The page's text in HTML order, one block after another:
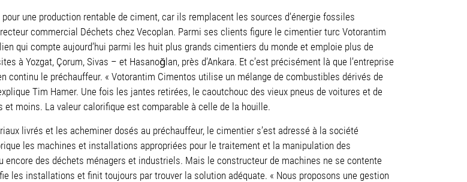
une production rentable de ciment, car ils remplacent les sources d’énergie fossiles
commercial Déchets chez Vecoplan. Parmi ses clients figure le cimentier turc Votorantim
qui compte aujourd’hui parmi les huit plus grands cimentiers du monde et emploie plus de
à Yozgat, Çorum, Sivas – et Hasanoğlan, près d’Ankara. Et c’est précisément là que l’entreprise
le préchauffeur. « Votorantim Cimentos utilise un mélange de combustibles dérivés de
Tim Hamer. Une fois les jantes retirées, le caoutchouc des vieux pneus de voitures et de
moins. La valeur calorifique est comparable à celle de la houille.
livrés et les acheminer dosés au préchauffeur, le cimentier s’est adressé à la société
les machines et installations appropriées pour le traitement et la manipulation des
des déchets ménagers et industriels. Mais le constructeur de machines ne se contente
les installations et finit toujours par trouver la solution adéquate. « Nous proposons une gestion